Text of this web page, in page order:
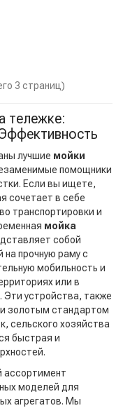
3 страниц)
тележке:
лучшие мойки
помощники
Если вы ищете,
сочетает в себе
транспортировки и
мойка
собой
прочную раму с
мобильность и
или в
Эти устройства, также
золотым стандартом
сельского хозяйства
быстрая и
ассортимент
моделей для
агрегатов. Мы